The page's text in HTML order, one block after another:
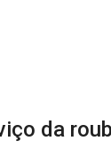
da